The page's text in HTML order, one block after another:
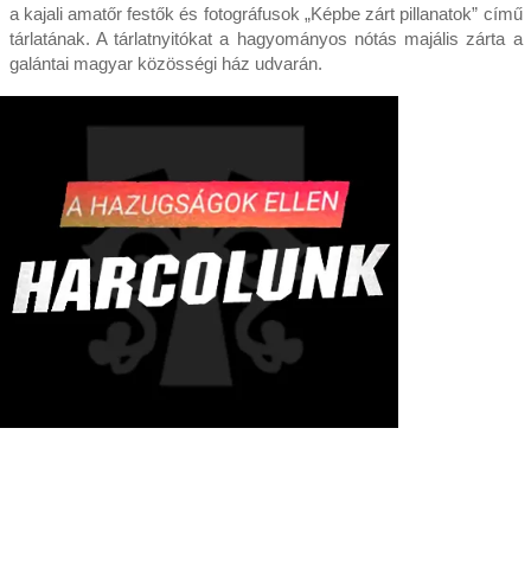
a kajali amatőr festők és fotográfusok „Képbe zárt pillanatok” című
tárlatának. A tárlatnyitókat a hagyományos nótás majális zárta a
galántai magyar közösségi ház udvarán.